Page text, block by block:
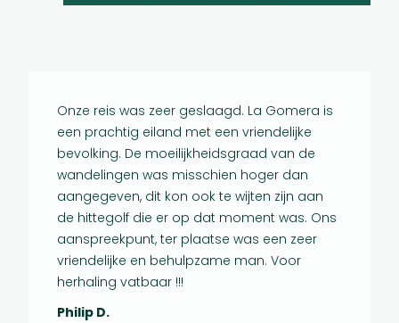
Onze reis was zeer geslaagd. La Gomera is
een prachtig eiland met een vriendelijke
bevolking. De moeilijkheidsgraad van de
wandelingen was misschien hoger dan
aangegeven, dit kon ook te wijten zijn aan
de hittegolf die er op dat moment was. Ons
aanspreekpunt, ter plaatse was een zeer
vriendelijke en behulpzame man. Voor
herhaling vatbaar !!!
Philip D.